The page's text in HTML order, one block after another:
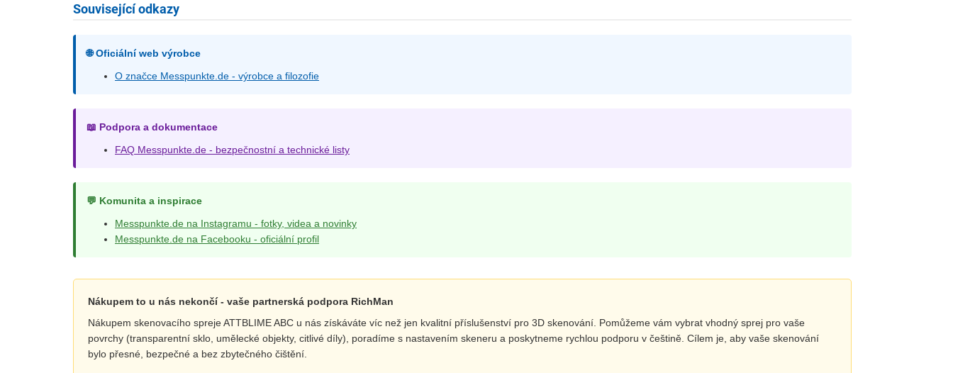
Související odkazy
🌐 Oficiální web výrobce
O značce Messpunkte.de - výrobce a filozofie
📖 Podpora a dokumentace
FAQ Messpunkte.de - bezpečnostní a technické listy
💬 Komunita a inspirace
Messpunkte.de na Instagramu - fotky, videa a novinky
Messpunkte.de na Facebooku - oficiální profil
Nákupem to u nás nekončí - vaše partnerská podpora RichMan
Nákupem skenovacího spreje ATTBLIME ABC u nás získáváte víc než jen kvalitní příslušenství pro 3D skenování. Pomůžeme vám vybrat vhodný sprej pro vaše
povrchy (transparentní sklo, umělecké objekty, citlivé díly), poradíme s nastavením skeneru a poskytneme rychlou podporu v češtině. Cílem je, aby vaše skenování
bylo přesné, bezpečné a bez zbytečného čištění.